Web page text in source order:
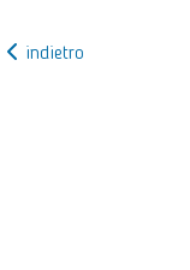
indietro